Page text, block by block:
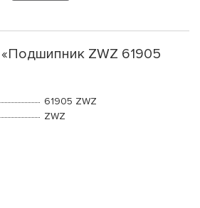
ZWZ 61905
61905 ZWZ
ZWZ